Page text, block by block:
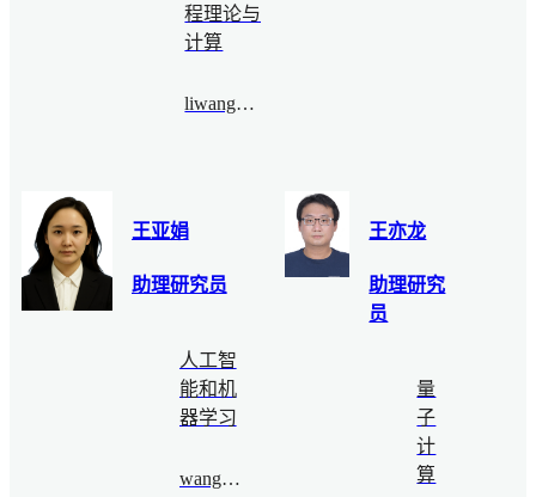
程理论与
计算
liwang@bimsa.cn
王亚娟
助理研究员
人工智
能和机
器学习
wangyajuan@bimsa.cn
王亦龙
助理研究
员
量
子
计
算